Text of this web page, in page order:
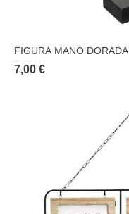
FIGURA MANO
7,00 €